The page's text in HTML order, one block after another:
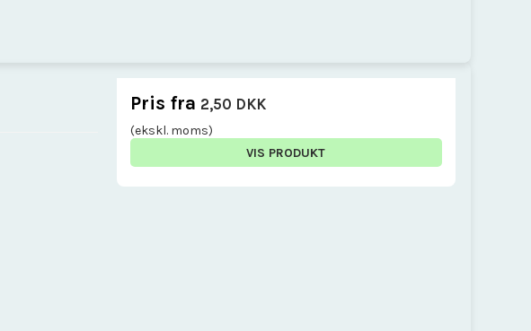
Pris fra 2,50 DKK
(ekskl. moms)
VIS PRODUKT